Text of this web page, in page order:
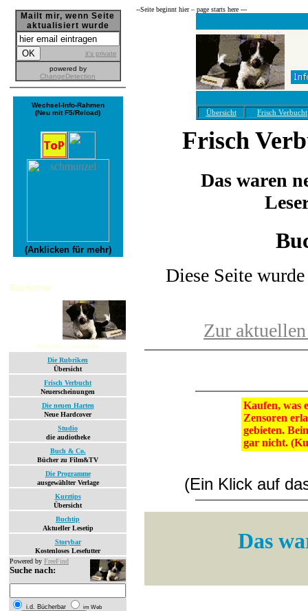
Mailt mir, wenn Seite
aktualisiert wurde
it's private
powered by
ChangeDetection
Wechsel-Info-Rahmen
(Neu mit F5/Reload)
(Anklicken für mehr)
Bücherbar
Aktuelles Lesefutter
Die Rubriken
Übersicht
Frisch Verbucht
Neuerscheinungen
Die neuen Harten
Neue Hardcover
Studio
die audiotheke
Buch & Co.
Bücher zu Film&TV
Die Programme
ausgewählter Verlage
Kurztips
Übersicht
Buchtip
Aktueller Lesetip
Storybar
Kostenloses Lesefutter
Powered by FreeFind
Suche nach:
i.d. Bücherbar im Web
--­Seite beginnt hier – page starts here ---
Übersicht Frisch Verbucht
Frisch
Das waren
Diese Seite
Zur
Kaufen, was
Zensoren
gebieten.
gar nicht.
(Ein Klick auf
Das